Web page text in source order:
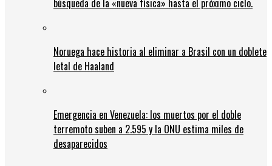
búsqueda de la «nueva física» hasta el próximo ciclo.
Noruega hace historia al eliminar a Brasil con un doblete
letal de Haaland
Emergencia en Venezuela: los muertos por el doble
terremoto suben a 2.595 y la ONU estima miles de
desaparecidos